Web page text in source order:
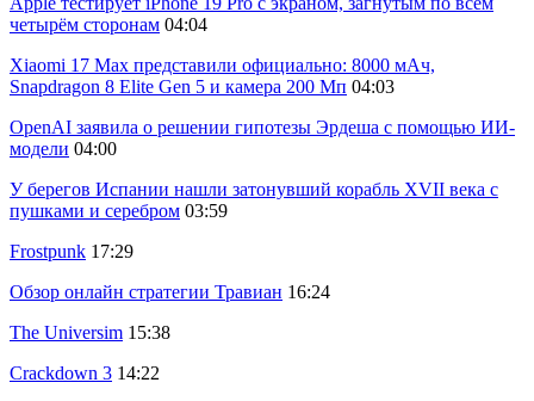
четырём сторонам 04:04
Xiaomi 17 Max представили официально: 8000 мАч,
Snapdragon 8 Elite Gen 5 и камера 200 Мп 04:03
OpenAI заявила о решении гипотезы Эрдеша с помощью ИИ-
модели 04:00
У берегов Испании нашли затонувший корабль XVII века с
пушками и серебром 03:59
Frostpunk 17:29
Обзор онлайн стратегии Травиан 16:24
The Universim 15:38
Crackdown 3 14:22